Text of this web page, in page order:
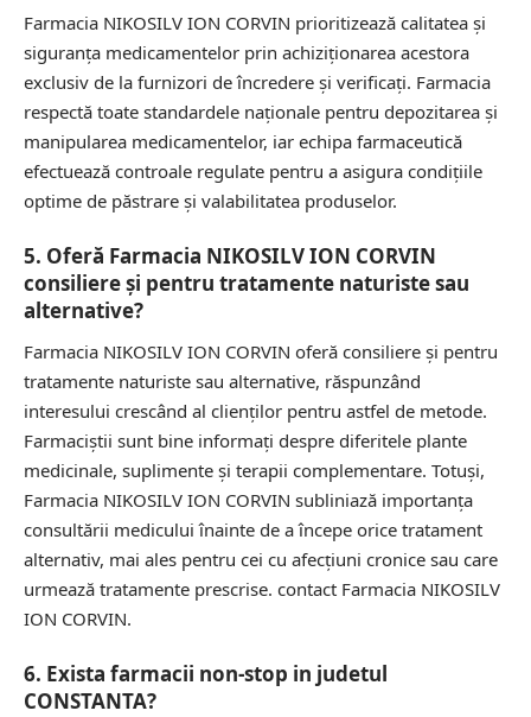
Farmacia NIKOSILV ION CORVIN prioritizează calitatea și
siguranța medicamentelor prin achiziționarea acestora
exclusiv de la furnizori de încredere și verificați. Farmacia
respectă toate standardele naționale pentru depozitarea și
manipularea medicamentelor, iar echipa farmaceutică
efectuează controale regulate pentru a asigura condițiile
optime de păstrare și valabilitatea produselor.
5. Oferă Farmacia NIKOSILV ION CORVIN
consiliere și pentru tratamente naturiste sau
alternative?
Farmacia NIKOSILV ION CORVIN oferă consiliere și pentru
tratamente naturiste sau alternative, răspunzând
interesului crescând al clienților pentru astfel de metode.
Farmaciștii sunt bine informați despre diferitele plante
medicinale, suplimente și terapii complementare. Totuși,
Farmacia NIKOSILV ION CORVIN subliniază importanța
consultării medicului înainte de a începe orice tratament
alternativ, mai ales pentru cei cu afecțiuni cronice sau care
urmează tratamente prescrise. contact Farmacia NIKOSILV
ION CORVIN.
6. Exista farmacii non-stop in judetul
CONSTANTA?